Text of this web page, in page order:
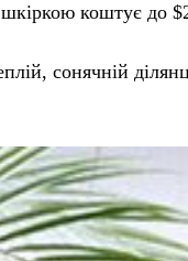
коштує до
сонячній